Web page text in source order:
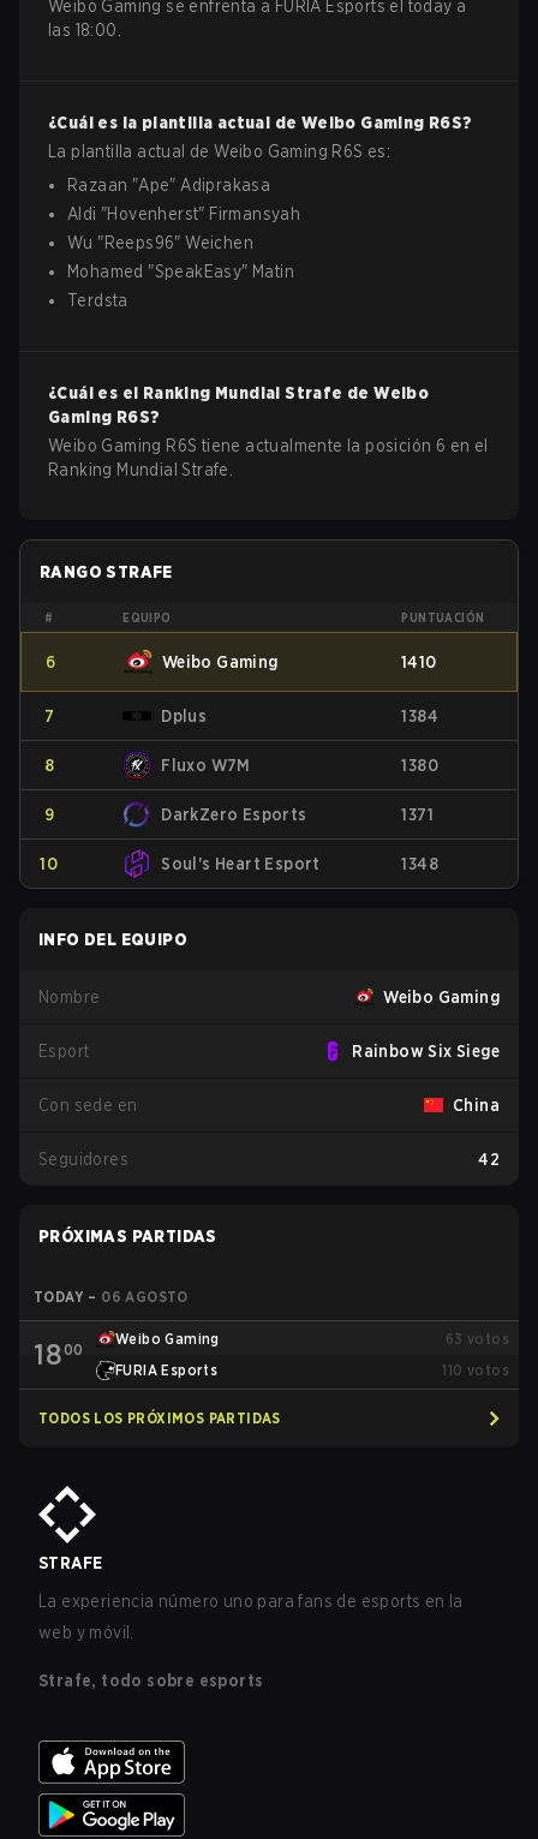
Weibo Gaming se enfrenta a FURIA Esports el today a
las 18:00.
¿Cuál es la plantilla actual de Weibo Gaming R6S?
La plantilla actual deWeibo Gaming R6S es:
Razaan "Ape" Adiprakasa
Aldi "Hovenherst" Firmansyah
Wu "Reeps96"Weichen
Mohamed "SpeakEasy" Matin
Terdsta
¿Cuál es el Ranking Mundial Strafe deWeibo
Gaming R6S?
Weibo Gaming R6S tiene actualmente la posición 6 en el
Ranking Mundial Strafe.
RANGO STRAFE
# EQUIPO PUNTUACIÓN
6 Weibo Gaming 1410
7 Dplus 1384
8 Fluxo W7M 1380
9 DarkZero Esports 1371
10 Soul's Heart Esport 1348
INFO DEL EQUIPO
Nombre Weibo Gaming
Esport Rainbow Six Siege
Con sede en China
Seguidores 42
PRÓXIMAS PARTIDAS
TODAY – 06 AGOSTO
1800
Weibo Gaming 63 votos
FURIA Esports
110 votos
TODOS LOS PRÓXIMOS PARTIDAS
STRAFE
La experiencia número uno para fans de esports en la
web y móvil.
Strafe, todo sobre esports